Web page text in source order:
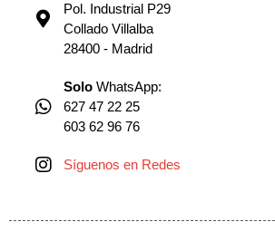
Pol. Industrial P29
Collado Villalba
28400 - Madrid
Solo WhatsApp:
627 47 22 25
603 62 96 76
Síguenos en Redes